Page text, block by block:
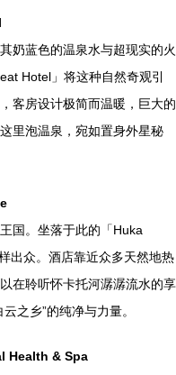
奶蓝色的温泉水与超现实的火
Hotel」将这种自然奇观引
客房设计极简而温暖，巨大的
里泡温泉，宛如置身外星秘
国。坐落于此的「Huka
出众。酒店靠近众多天然地热
在聆听怀卡托河潺潺流水的享
之乡”的纯净与力量。
Health & Spa